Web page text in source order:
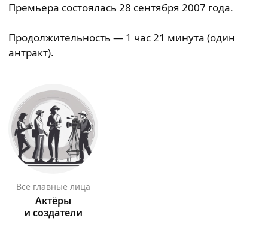
Премьера состоялась 28 сентября 2007 года.
Продолжительность — 1 час 21 минута (один
антракт).
Все главные лица
Актёры
и создатели